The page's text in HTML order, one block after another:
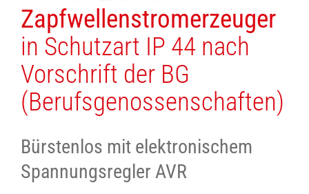
Zapfwellenstromerzeuger
in Schutzart IP 44 nach
Vorschrift der BG
(Berufsgenossenschaften)
Bürstenlos mit elektronischem
Spannungsregler AVR